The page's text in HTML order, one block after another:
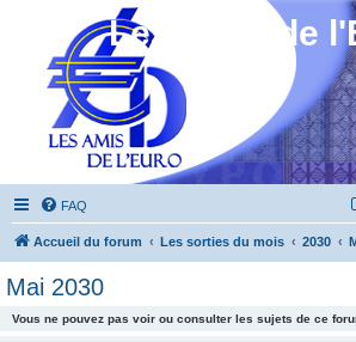
Les Amis de
FAQ
Accueil du forum Les sorties du mois 2030
Mai 2030
Vous ne pouvez pas voir ou consulter les sujets de ce